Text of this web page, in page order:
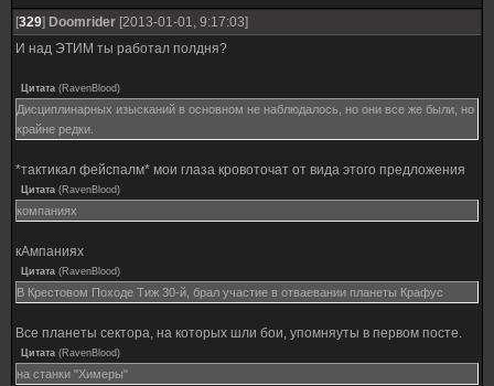
[329] Doomrider [2013-01-01, 9:17:03]
И над ЭТИМ ты работал полдня?
Цитата (RavenBlood)
Дисциплинарных изысканий в основном не наблюдалось, но они все же были, но
крайне редки.
*тактикал фейспалм* мои глаза кровоточат от вида этого предложения
Цитата (RavenBlood)
компаниях
кАмпаниях
Цитата (RavenBlood)
В Крестовом Походе Тиж 30-й, брал участие в отваевании планеты Крафус
Все планеты сектора, на которых шли бои, упомняуты в первом посте.
Цитата (RavenBlood)
на станки "Химеры"